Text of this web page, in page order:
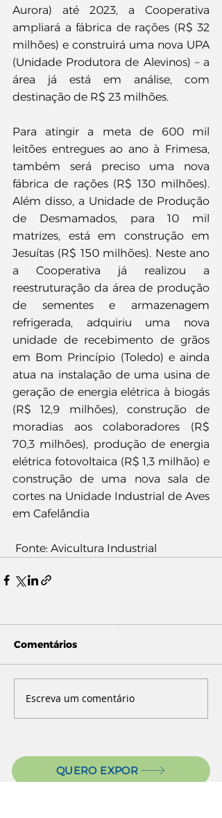
Aurora) até 2023, a Cooperativa
ampliará a fábrica de rações (R$ 32
milhões) e construirá uma nova UPA
(Unidade Produtora de Alevinos) – a
área já está em análise, com
destinação de R$ 23 milhões.
Para atingir a meta de 600 mil
leitões entregues ao ano à Frimesa,
também será preciso uma nova
fábrica de rações (R$ 130 milhões).
Além disso, a Unidade de Produção
de Desmamados, para 10 mil
matrizes, está em construção em
Jesuítas (R$ 150 milhões). Neste ano
a Cooperativa já realizou a
reestruturação da área de produção
de sementes e armazenagem
refrigerada, adquiriu uma nova
unidade de recebimento de grãos
em Bom Princípio (Toledo) e ainda
atua na instalação de uma usina de
geração de energia elétrica à biogás
(R$ 12,9 milhões), construção de
moradias aos colaboradores (R$
70,3 milhões), produção de energia
elétrica fotovoltaica (R$ 1,3 milhão) e
construção de uma nova sala de
cortes na Unidade Industrial de Aves
em Cafelândia
Fonte: Avicultura Industrial
Comentários
Escreva um comentário
QUERO EXPOR